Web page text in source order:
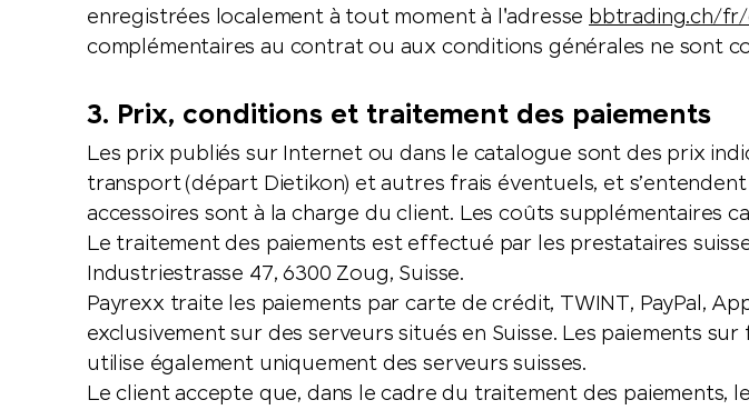
enregistrées localement à tout moment à l'adresse bbtrading.ch/
complémentaires au contrat ou aux conditions générales ne sont
3. Prix, conditions et traitement des paiements
Les prix publiés sur Internet ou dans le catalogue sont des prix
transport (départ Dietikon) et autres frais éventuels, et
accessoires sont à la charge du client. Les coûts supplémentaires
Le traitement des paiements est effectué par les prestataires
Industriestrasse 47, 6300 Zoug, Suisse.
Payrexx traite les paiements par carte de crédit, TWINT, PayPal,
exclusivement sur des serveurs situés en Suisse. Les paiements
utilise également uniquement des serveurs suisses.
Le client accepte que, dans le cadre du traitement des paiements,